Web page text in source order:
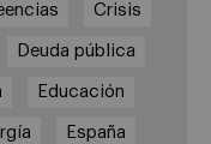
Crisis
Deuda pública
Educación
España